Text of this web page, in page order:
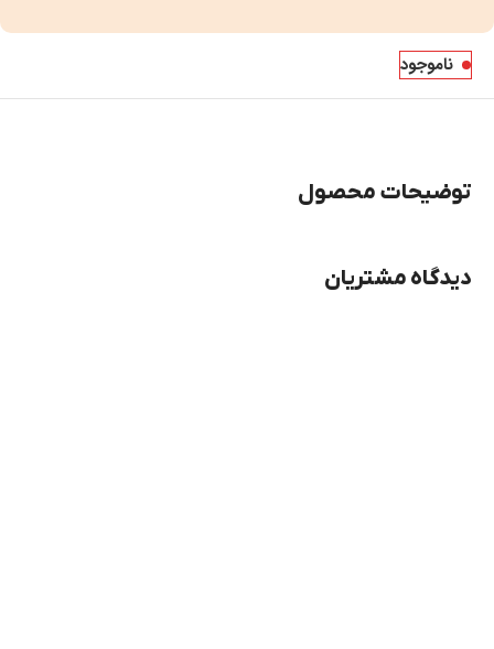
ناموجود
توضیحات محصول
دیدگاه مشتریان